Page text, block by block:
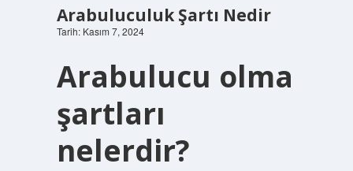
Arabuluculuk Şartı Nedir
Tarih: Kasım 7, 2024
Arabulucu olma
şartları
nelerdir?